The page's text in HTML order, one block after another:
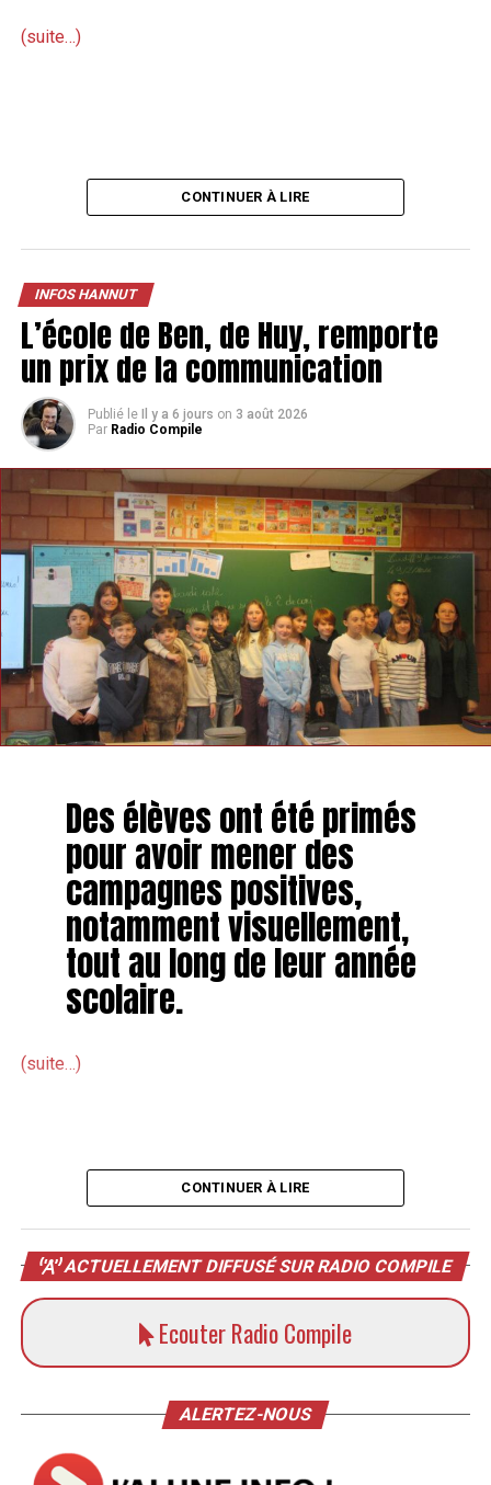
(suite…)
CONTINUER À LIRE
INFOS HANNUT
L’école de Ben, de Huy, remporte
un prix de la communication
Publié le Il y a 6 jours on 3 août 2026
Par Radio Compile
Des élèves ont été primés
pour avoir mener des
campagnes positives,
notamment visuellement,
tout au long de leur année
scolaire.
(suite…)
CONTINUER À LIRE
ACTUELLEMENT DIFFUSÉ SUR RADIO COMPILE
Ecouter Radio Compile
ALERTEZ-NOUS